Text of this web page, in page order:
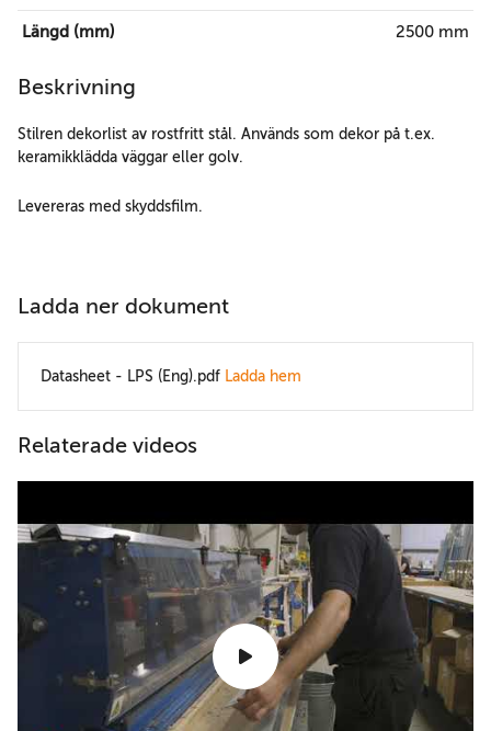
Längd (mm) 2500 mm
Beskrivning
Stilren dekorlist av rostfritt stål. Används som dekor på t.ex.
keramikklädda väggar eller golv.
Levereras med skyddsfilm.
Ladda ner dokument
Datasheet - LPS (Eng).pdf Ladda hem
Relaterade videos